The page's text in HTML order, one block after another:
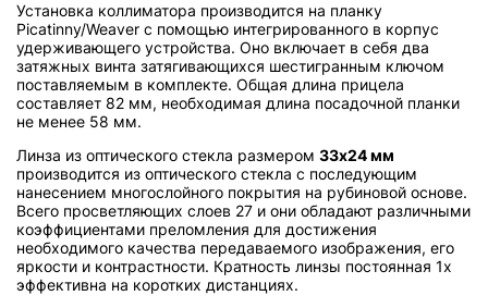
Установка коллиматора производится на планку
Picatinny/Weaver с помощью интегрированного в корпус
удерживающего устройства. Оно включает в себя два
затяжных винта затягивающихся шестигранным ключом
поставляемым в комплекте. Общая длина прицела
составляет 82 мм, необходимая длина посадочной планки
не менее 58 мм.
Линза из оптического стекла размером 33х24 мм
производится из оптического стекла с последующим
нанесением многослойного покрытия на рубиновой основе.
Всего просветляющих слоев 27 и они обладают различными
коэффициентами преломления для достижения
необходимого качества передаваемого изображения, его
яркости и контрастности. Кратность линзы постоянная 1х
эффективна на коротких дистанциях.